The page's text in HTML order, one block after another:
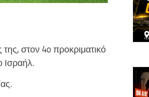
στον 4o προκριματικό
Ισραήλ.